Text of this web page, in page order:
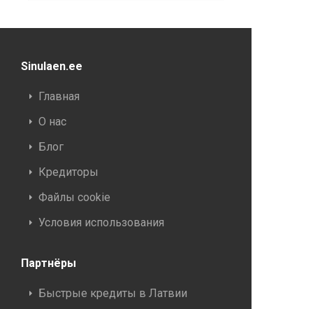
Sinulaen.ee
Главная
О нас
Блог
Кредиторы
Файлы cookie
Условия использования
Партнёры
Быстрые кредиты в Латвии